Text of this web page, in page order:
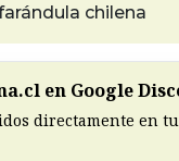
chilena
en Google
directamente en